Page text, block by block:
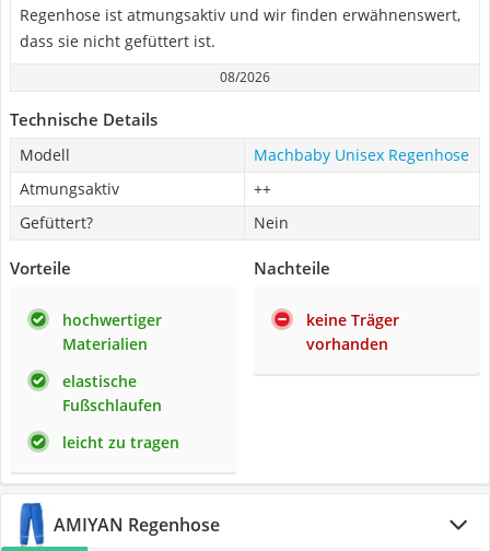
Regenhose ist atmungsaktiv und wir finden erwähnenswert,
dass sie nicht gefüttert ist.
08/2026
Technische Details
Modell
Machbaby Unisex Regenhose
Atmungsaktiv
++
Gefüttert?
Nein
Vorteile
hochwertiger
Materialien
elastische
Fußschlaufen
leicht zu tragen
Nachteile
keine Träger
vorhanden
AMIYAN Regenhose